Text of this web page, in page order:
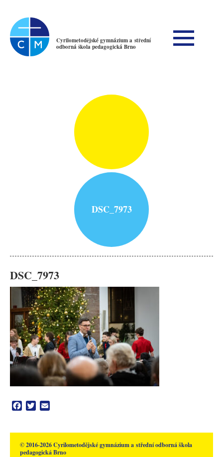
Cyrilometodějské gymnázium a střední
odborná škola pedagogická Brno
DSC_7973
DSC_7973
Facebook
Twitter
© 2016-2026 Cyrilometodějské gymnázium a střední odborná škola
pedagogická Brno